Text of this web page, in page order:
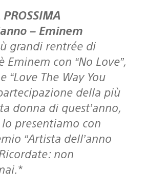
PROSSIMA
– Eminem
grandi rentrée di
Eminem con “No Love”,
“Love The Way You
della più
donna di quest’anno,
lo presentiamo con
“Artista dell’anno
non